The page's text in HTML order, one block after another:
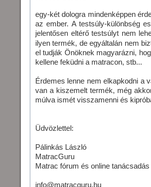
egy-két dologra mindenképpen
az ember. A testsúly-különbség
jelentősen eltérő testsúlyt nem
ilyen termék, de egyáltalán nem
el tudják Önöknek magyarázni,
kellene feküdni a matracon, stb...
Érdemes lenne nem elkapkodni a
van a kiszemelt termék, még
múlva ismét visszamenni és
Üdvözlettel:
Pálinkás László
MatracGuru
Matrac fórum és online tanácsadás
info@matracguru.hu